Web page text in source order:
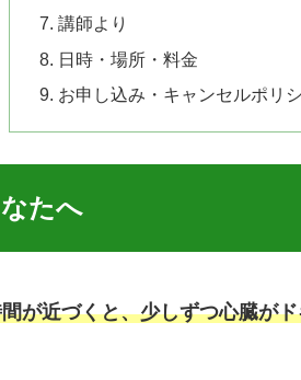
講師より
日時・場所・料金
お申し込み・キャンセルポリ
たへ
が近づくと、少しずつ心臓が